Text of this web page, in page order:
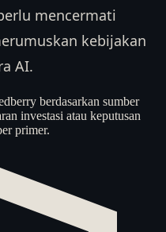
mencermati
kebijakan
AI.
berdasarkan sumber
investasi atau keputusan
primer.